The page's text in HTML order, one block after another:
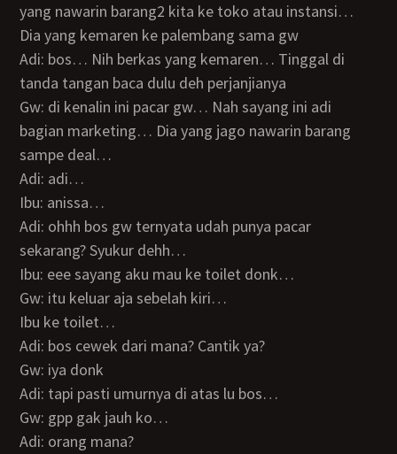
yang nawarin barang2 kita ke toko atau instansi…
Dia yang kemaren ke palembang sama gw
Adi: bos… Nih berkas yang kemaren… Tinggal di
tanda tangan baca dulu deh perjanjianya
Gw: di kenalin ini pacar gw… Nah sayang ini adi
bagian marketing… Dia yang jago nawarin barang
sampe deal…
Adi: adi…
Ibu: anissa…
Adi: ohhh bos gw ternyata udah punya pacar
sekarang? Syukur dehh…
Ibu: eee sayang aku mau ke toilet donk…
Gw: itu keluar aja sebelah kiri…
Ibu ke toilet…
Adi: bos cewek dari mana? Cantik ya?
Gw: iya donk
Adi: tapi pasti umurnya di atas lu bos…
Gw: gpp gak jauh ko…
Adi: orang mana?